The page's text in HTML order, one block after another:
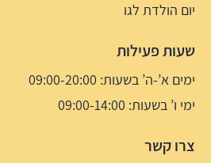
יום הולדת לגו
שעות פעילות
ימים א’-ה’ בשעות: 09:00-20:00
ימי ו’ בשעות: 09:00-14:00
צרו קשר